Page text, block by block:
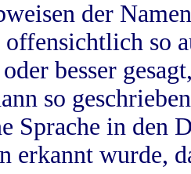
der
so
besser
so
Sprache in
erkannt wurde,